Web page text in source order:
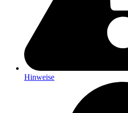
Hinweise